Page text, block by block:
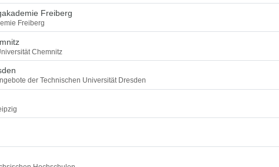
Freiberg
Freiberg
Chemnitz
der Technischen Universität Dresden